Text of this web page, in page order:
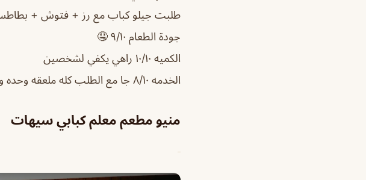
طلبت جيلو كباب مع رز + فتوش +
جودة الطعام ٩/١٠ 🤤
الكميه ١٠/١٠ راهي يكفي لشخصين
الخدمه ٨/١٠ جا مع الطلب كله ملعقه وحده وكتشب ٢ 🤔
منيو مطعم معلم كبابي سيهات